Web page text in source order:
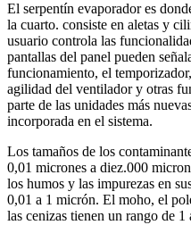
El serpentín evaporador es
la cuarto. consiste en aletas y
usuario controla las
pantallas del panel pueden
funcionamiento, el
agilidad del ventilador y otras
parte de las unidades más
incorporada en el sistema.
Los tamaños de los
0,01 micrones a diez.000
los humos y las impurezas en
0,01 a 1 micrón. El moho, el
las cenizas tienen un rango de